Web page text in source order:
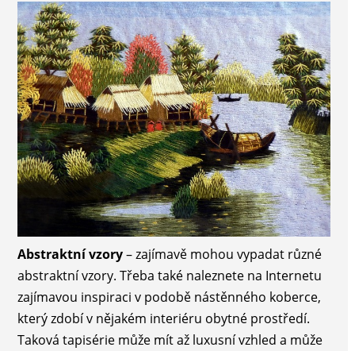
Abstraktní vzory– zajímavě mohou vypadat různé
abstraktní vzory. Třeba také naleznete na Internetu
zajímavou inspiraci v podobě nástěnného koberce,
který zdobí v nějakém interiéru obytné prostředí.
Taková tapisérie může mít až luxusní vzhled a může